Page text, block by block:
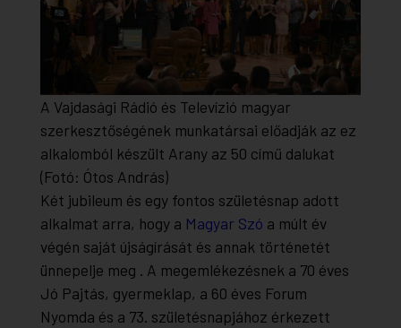
A Vajdasági Rádió és Televízió magyar
szerkesztőségének munkatársai előadják az ez
alkalomból készült Arany az 50 című dalukat
(Fotó: Ótos András)
Két jubileum és egy fontos születésnap adott
alkalmat arra, hogy a Magyar Szó a múlt év
végén saját újságírását és annak történetét
ünnepelje meg . A megemlékezésnek a 70 éves
Jó Pajtás, gyermeklap, a 60 éves Forum
Nyomda és a 73. születésnapjához érkezett